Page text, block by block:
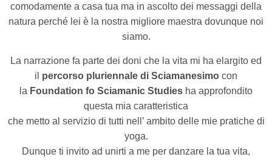
comodamente a casa tua ma in ascolto dei messaggi della
natura perché lei è la nostra migliore maestra dovunque noi
siamo.
La narrazione fa parte dei doni che la vita mi ha elargito ed
il percorso pluriennale di Sciamanesimo con
la Foundation fo Sciamanic Studies ha approfondito
questa mia caratteristica
che metto al servizio di tutti nell’ ambito delle mie pratiche di
yoga.
Dunque ti invito ad unirti a me per danzare la tua vita,